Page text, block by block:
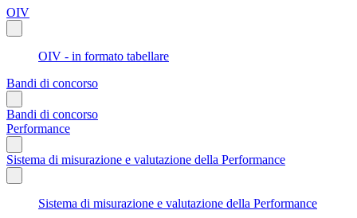
OIV
OIV - in formato tabellare
Bandi di concorso
Bandi di concorso
Performance
Sistema di misurazione e valutazione della Performance
Sistema di misurazione e valutazione della Performance